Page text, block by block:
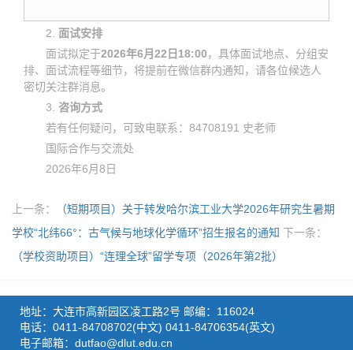
2. 面试安排
面试拟定于2026年6月22日18:00，具体面试地点、分组安
排、面试流程等细节，将提前在微信群内通知，请各位候选人
密切关注群消息。
3. 咨询方式
若有任何疑问，可致电联系：84708191 史老师
国际合作与交流处
2026年6月8日
上一条：
（短期项目）关于转发哈尔滨工业大学2026年研究生暑期
学校“北纬66°：古气候与地球化学循环”招生报名的通知 下一条：
（学校资助项目）“连理全球”留学专项（2026年第2批）
地址：大连市高新园区凌工路2号 邮编：116024
电话：0411-84708702(中文) 0411-84706354(英文)
电子邮箱：dutfao@dlut.edu.cn